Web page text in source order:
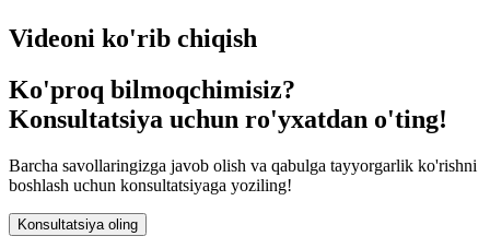
LIU qo'llab-quvvatlovchi, dinamik va ilhomlantiruvchi muhitda o'z
mahoratini va martabasini rivojlantirishni istagan talabalar uchun
Videoni ko'rib chiqish
Ko'proq bilmoqchimisiz?
Konsultatsiya uchun ro'yxatdan o'ting!
Barcha savollaringizga javob olish va qabulga tayyorgarlik ko'rishni
boshlash uchun konsultatsiyaga yoziling!
Konsultatsiya oling